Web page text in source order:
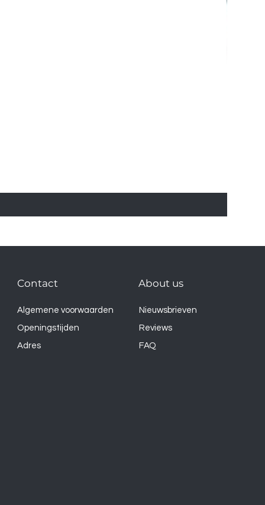
About us
Nieuwsbrieven
Reviews
FAQ
Contact
Algemene voorwaarden
Openingstijden
Adres